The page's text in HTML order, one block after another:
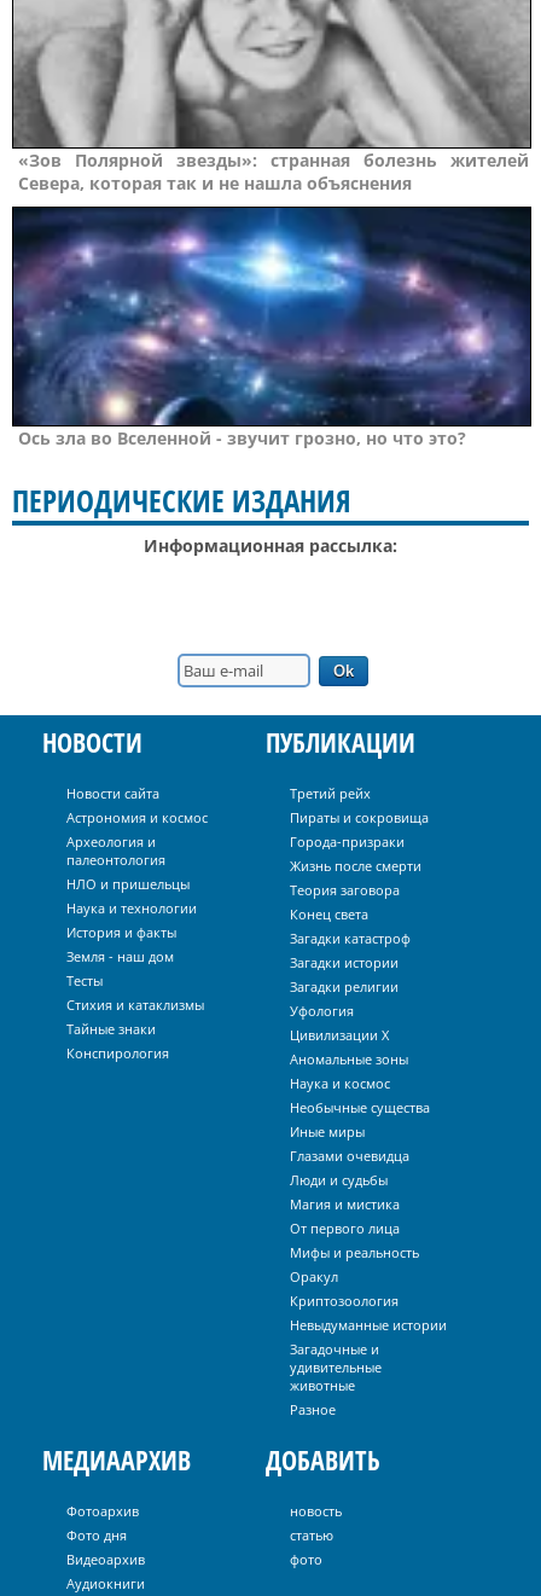
«Зов Полярной звезды»: странная болезнь жителей
Севера, которая так и не нашла объяснения
Ось зла во Вселенной - звучит грозно, но что это?
ПЕРИОДИЧЕСКИЕ ИЗДАНИЯ
Информационная рассылка:
НОВОСТИ
Новости сайта
Астрономия и космос
Археология и
палеонтология
НЛО и пришельцы
Наука и технологии
История и факты
Земля - наш дом
Тесты
Стихия и катаклизмы
Тайные знаки
Конспирология
ПУБЛИКАЦИИ
Третий рейх
Пираты и сокровища
Города-призраки
Жизнь после смерти
Теория заговора
Конец света
Загадки катастроф
Загадки истории
Загадки религии
Уфология
Цивилизации Х
Аномальные зоны
Наука и космос
Необычные существа
Иные миры
Глазами очевидца
Люди и судьбы
Магия и мистика
От первого лица
Мифы и реальность
Оракул
Криптозоология
Невыдуманные истории
Загадочные и
удивительные
животные
Разное
МЕДИААРХИВ
Фотоархив
Фото дня
Видеоархив
Аудиокниги
ДОБАВИТЬ
новость
статью
фото